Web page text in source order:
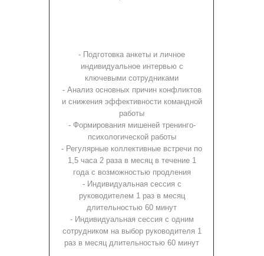
- Подготовка анкеты и личное
индивидуальное интервью с
ключевыми сотрудниками
- Анализ основных причин конфликтов
и снижения эффективности командной
работы
- Формирования мишеней тренинго-
психологической работы
- Регулярные коллективные встречи по
1,5 часа 2 раза в месяц в течение 1
года с возможностью продления
- Индивидуальная сессия с
руководителем 1 раз в месяц
длительностью 60 минут
- Индивидуальная сессия с одним
сотрудником на выбор руководителя 1
раз в месяц длительностью 60 минут